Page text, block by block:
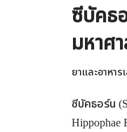
ซีบัคธ
มหาศ
ยาและอาหาร
ซีบัคธอร์น
Hippophae